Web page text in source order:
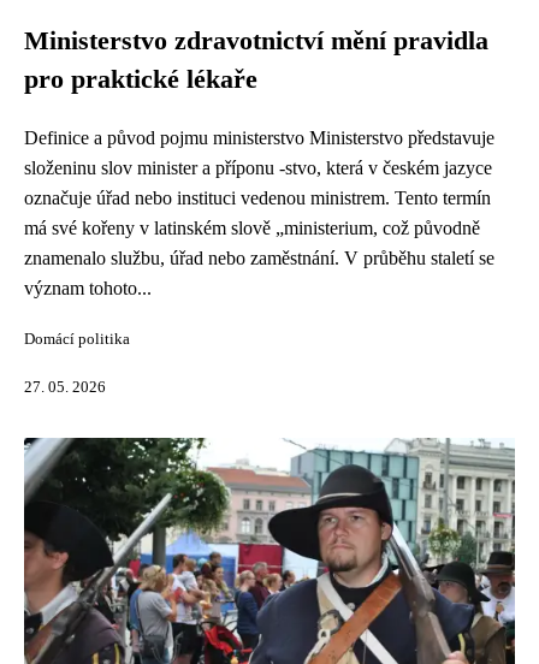
Ministerstvo zdravotnictví mění pravidla
pro praktické lékaře
Definice a původ pojmu ministerstvo Ministerstvo představuje
složeninu slov minister a příponu -stvo, která v českém jazyce
označuje úřad nebo instituci vedenou ministrem. Tento termín
má své kořeny v latinském slově „ministerium, což původně
znamenalo službu, úřad nebo zaměstnání. V průběhu staletí se
význam tohoto...
Domácí politika
27. 05. 2026